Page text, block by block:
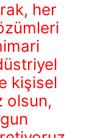
her
kişisel
olsun,